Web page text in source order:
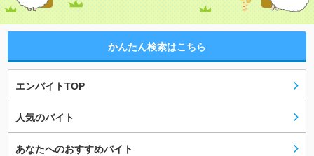
かんたん検索はこちら
エンバイトTOP
人気のバイト
あなたへのおすすめバイト